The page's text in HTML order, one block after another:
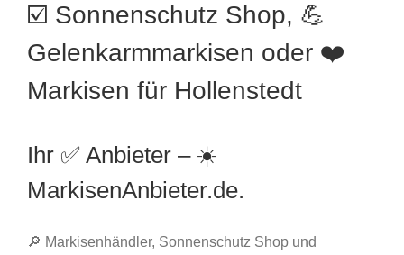
☑️ Sonnenschutz Shop, 💪
Gelenkarmmarkisen oder ❤️
Markisen für Hollenstedt
Ihr ✅ Anbieter – ☀️
MarkisenAnbieter.de.
🔎 Markisenhändler, Sonnenschutz Shop und